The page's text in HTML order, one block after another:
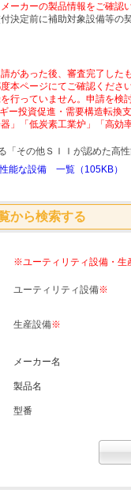
ーカーの製品情報をご確認
決定前に補助対象設備等の
があった後、審査完了した
本ページにてご確認くださ
行っていません。申請を検
ー投資促進・需要構造転換
」「低炭素工業炉」「高
その他ＳＩＩが認めた高
能な設備 一覧（105KB）
から検索する
※ユーティリティ設備・生
ユーティリティ設備※
生産設備※
メーカー名
製品名
型番